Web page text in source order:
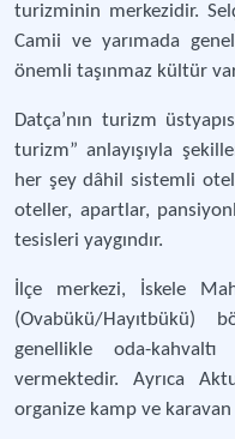
turizminin merkezidir.
Camii ve yarımada
önemli taşınmaz kültür
Datça’nın turizm
turizm” anlayışıyla
her şey dâhil sistemli
oteller, apartlar,
tesisleri yaygındır.
İlçe merkezi, İskele
(Ovabükü/Hayıtbükü)
genellikle oda-
vermektedir. Ayrıca
organize kamp ve